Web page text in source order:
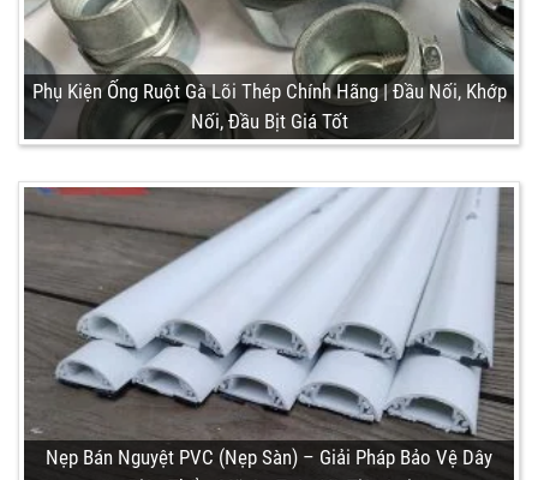
Phụ Kiện Ống Ruột Gà Lõi Thép Chính Hãng | Đầu Nối, Khớp
Nối, Đầu Bịt Giá Tốt
Nẹp Bán Nguyệt PVC (Nẹp Sàn) – Giải Pháp Bảo Vệ Dây